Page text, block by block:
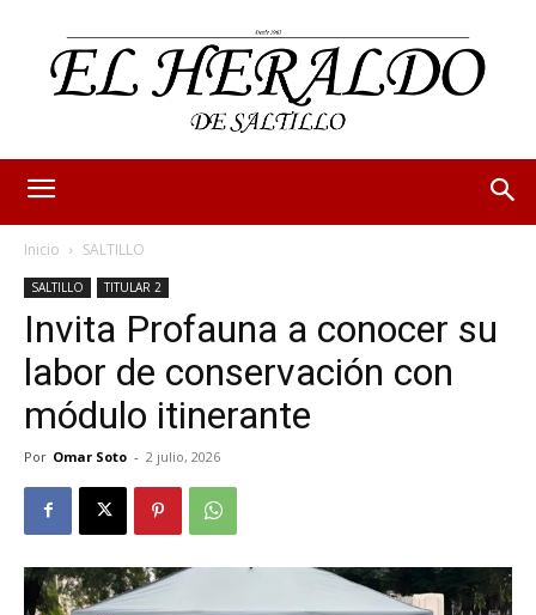
Inicio SALTILLO
SALTILLO TITULAR 2
Invita Profauna a conocer su
labor de conservación con
módulo itinerante
Por Omar Soto - 2 julio, 2026